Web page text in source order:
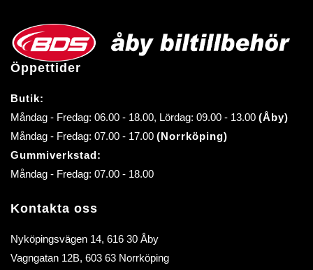
Öppettider
Butik:
Måndag - Fredag: 06.00 - 18.00, Lördag: 09.00 - 13.00 (Åby)
Måndag - Fredag: 07.00 - 17.00 (Norrköping)
Gummiverkstad:
Måndag - Fredag: 07.00 - 18.00
Kontakta oss
Nyköpingsvägen 14, 616 30 Åby
Vagngatan 12B, 603 63 Norrköping